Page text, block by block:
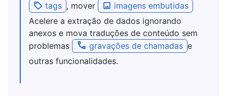
tags , mover
imagens embutidas
Acelere a extração de dados ignorando
anexos e mova traduções de conteúdo sem
problemas
gravações de chamadas e
outras funcionalidades.